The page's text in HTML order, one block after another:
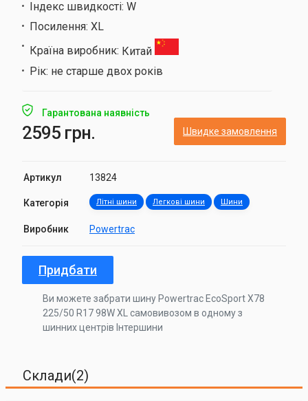
Індекс швидкості: W
Посилення: XL
Країна виробник: Китай
Рік: не старше двох років
Гарантована наявність
2595 грн. Швидке замовлення
Артикул 13824
Категорія Літні шини Легкові шини Шини
Виробник Powertrac
Придбати
Ви можете забрати шину Powertrac EcoSport X78
225/50 R17 98W XL самовивозом в одному з
шинних центрів Інтершини
Склади(2)